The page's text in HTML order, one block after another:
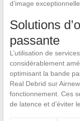
d’image exceptionnelle.
Solutions
passante
L’utilisation de
considérablement
optimisant la bande
Real Debrid sur
fonctionnement. Ces
de latence et d’éviter